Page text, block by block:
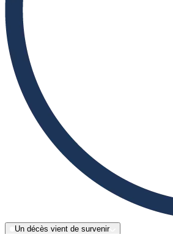
Un décès vient de survenir